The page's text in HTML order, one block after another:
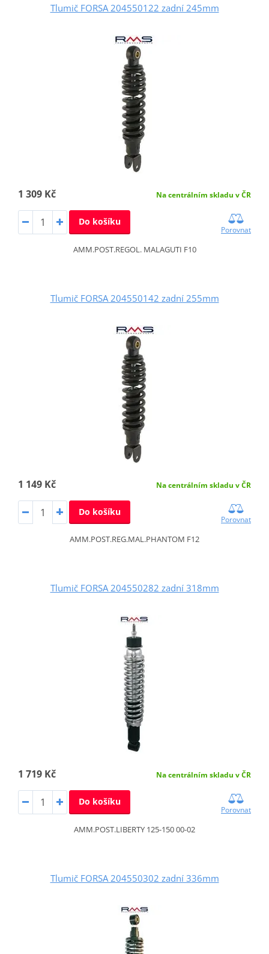
Tlumič FORSA 204550122 zadní 245mm
1 309 Kč Na centrálním skladu v ČR
Do košíku
Porovnat
AMM.POST.REGOL. MALAGUTI F10
Tlumič FORSA 204550142 zadní 255mm
1 149 Kč Na centrálním skladu v ČR
Do košíku
Porovnat
AMM.POST.REG.MAL.PHANTOM F12
Tlumič FORSA 204550282 zadní 318mm
1 719 Kč Na centrálním skladu v ČR
Do košíku
Porovnat
AMM.POST.LIBERTY 125-150 00-02
Tlumič FORSA 204550302 zadní 336mm